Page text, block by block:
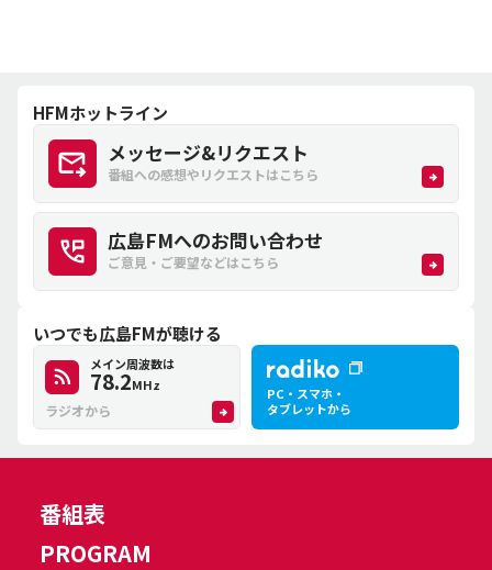
HFMホットライン
メッセージ&リクエスト
番組への感想やリクエストはこちら
広島FMへのお問い合わせ
ご意見・ご要望などはこちら
いつでも広島FMが聴ける
メイン周波数は
78.2MHz
ラジオから
PC・スマホ・
タブレットから
番組表
PROGRAM